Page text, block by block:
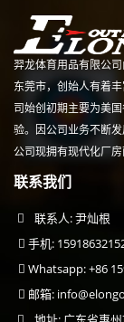
羿龙体育用品有限公
东莞市，创始人有着
司始创初期主要为美
验。因公司业务不断
公司现拥有现代化厂
联系我们
联系人: 尹灿根
手机:
Whatsapp: +86
邮箱: